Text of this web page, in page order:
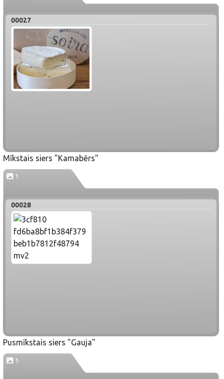
00027
Mīkstais siers "Kamabērs"
1
00028
Pusmīkstais siers "Gauja"
1